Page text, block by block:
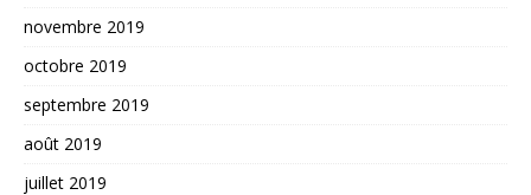
novembre 2019
octobre 2019
septembre 2019
août 2019
juillet 2019